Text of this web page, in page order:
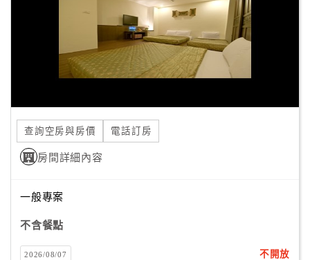
查詢空房與房價 電話訂房
房間詳細內容
一般專案
不含餐點
2026/08/07 不開放